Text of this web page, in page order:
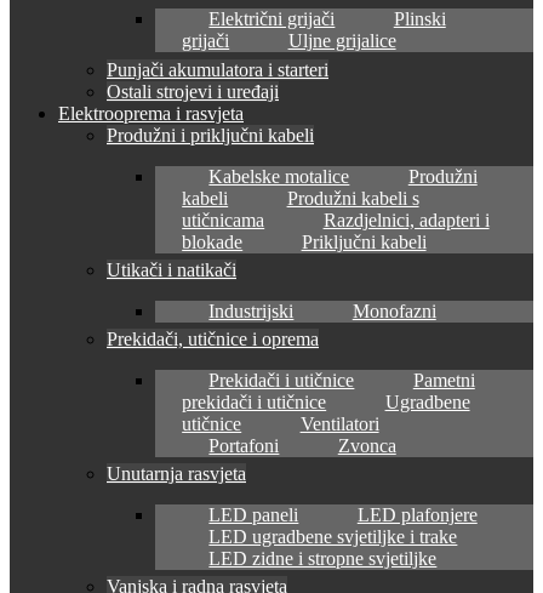
Električni grijači
Plinski
grijači
Uljne grijalice
Punjači akumulatora i starteri
Ostali strojevi i uređaji
Elektrooprema i rasvjeta
Produžni i priključni kabeli
Kabelske motalice
Produžni
kabeli
Produžni kabeli s
utičnicama
Razdjelnici, adapteri i
blokade
Priključni kabeli
Utikači i natikači
Industrijski
Monofazni
Prekidači, utičnice i oprema
Prekidači i utičnice
Pametni
prekidači i utičnice
Ugradbene
utičnice
Ventilatori
Portafoni
Zvonca
Unutarnja rasvjeta
LED paneli
LED plafonjere
LED ugradbene svjetiljke i trake
LED zidne i stropne svjetiljke
Vanjska i radna rasvjeta